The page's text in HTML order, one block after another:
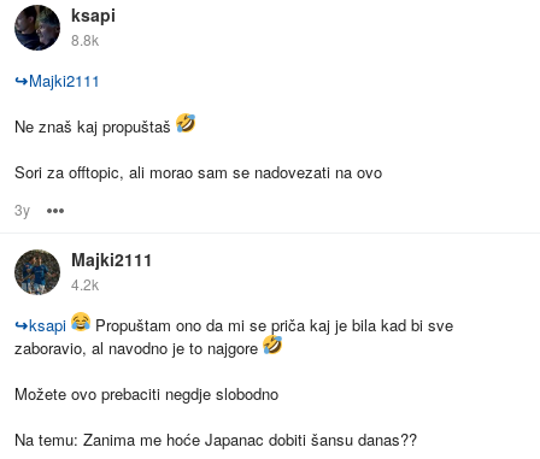
ksapi
8.8k
↪Majki2111
Ne znaš kaj propuštaš
Sori za offtopic, ali morao sam se nadovezati na ovo
3y
Majki2111
4.2k
↪ksapi
Propuštam ono da mi se priča kaj je bila kad bi sve
zaboravio, al navodno je to najgore
Možete ovo prebaciti negdje slobodno
Na temu: Zanima me hoće Japanac dobiti šansu danas??